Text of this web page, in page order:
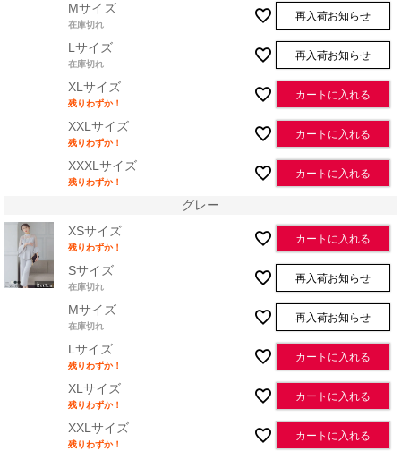
Mサイズ
在庫切れ
再入荷お知らせ
Lサイズ
在庫切れ
再入荷お知らせ
XLサイズ
残りわずか！
カートに入れる
XXLサイズ
残りわずか！
カートに入れる
XXXLサイズ
残りわずか！
カートに入れる
グレー
XSサイズ
残りわずか！
カートに入れる
Sサイズ
在庫切れ
再入荷お知らせ
Mサイズ
在庫切れ
再入荷お知らせ
Lサイズ
残りわずか！
カートに入れる
XLサイズ
残りわずか！
カートに入れる
XXLサイズ
残りわずか！
カートに入れる